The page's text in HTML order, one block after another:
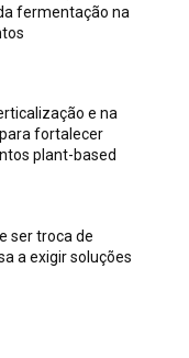
fermentação na
e na
fortalecer
plant-based
ser troca de
a exigir soluções